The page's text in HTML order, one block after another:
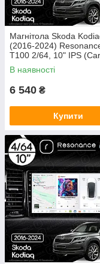
Магнітола Skoda
(2016-2024)
T100 2/64, 10" IPS
В наявності
6 540 ₴
Купити